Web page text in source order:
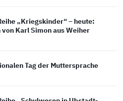
„Kriegskinder“ – heute:
Karl Simon aus Weiher
Tag der Muttersprache